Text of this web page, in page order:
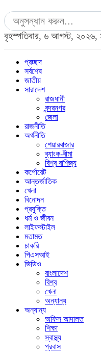
বৃহস্পতিবার, ৬ আগস্ট, ২০২৬,
প্রচ্ছদ
সর্বশেষ
জাতীয়
সারাদেশ
রাজধানী
বন্দরনগর
জেলা
রাজনীতি
অর্থনীতি
শেয়ারবাজার
ব্যাংক-বীমা
বিশ্ব বাণিজ্য
কর্পোরেট
আন্তর্জাতিক
খেলা
বিনোদন
প্রযুক্তি
ধর্ম ও জীবন
লাইফস্টাইল
মতামত
চাকরি
পিএসআই
ভিডিও
বাংলাদেশ
বিশ্ব
খেলা
অন্যান্য
অন্যান্য
অফিস আদালত
শিক্ষা
স্বাস্থ্য
প্রবাস